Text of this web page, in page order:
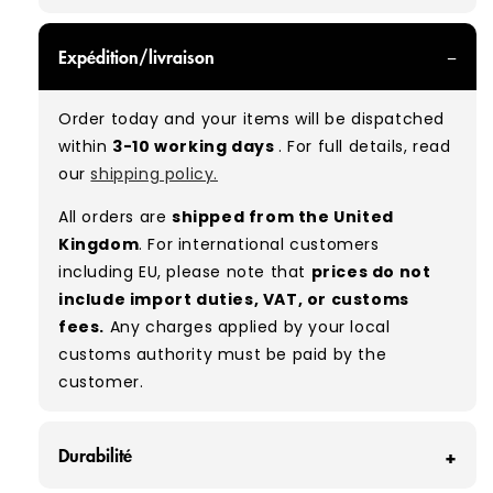
can expect items that are in great condition
with minimal signs of wear. While they are
used, they remain free of significant defects
and are in excellent shape overall.
Please note:As these are vintage/used
garments, a small percentage (5–10%) may
have minor flaws such as small tears, holes, or
stains. While we carefully inspect all items, a
degree of human error is possible. Condition
can vary slightly between pieces, and some
Expédition/livraison
Order today and your items will be dispatched
within 3-10 working days. For full details, read
ourshipping policy.
All orders are shipped from the United
Kingdom. For international customers
including EU, please note that prices do not
include import duties, VAT, or customs
fees. Any charges applied by your local
customs authority must be paid by the
customer.
Durabilité